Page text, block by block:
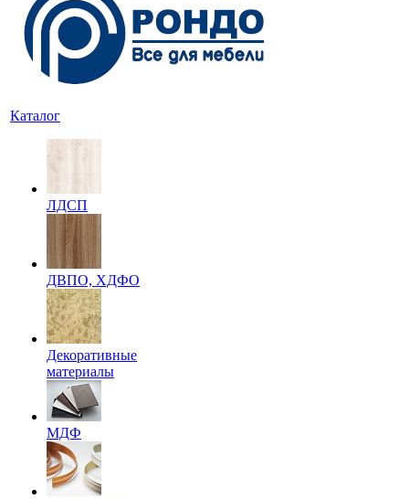
Каталог
ЛДСП
ДВПО, ХДФО
Декоративные
материалы
МДФ